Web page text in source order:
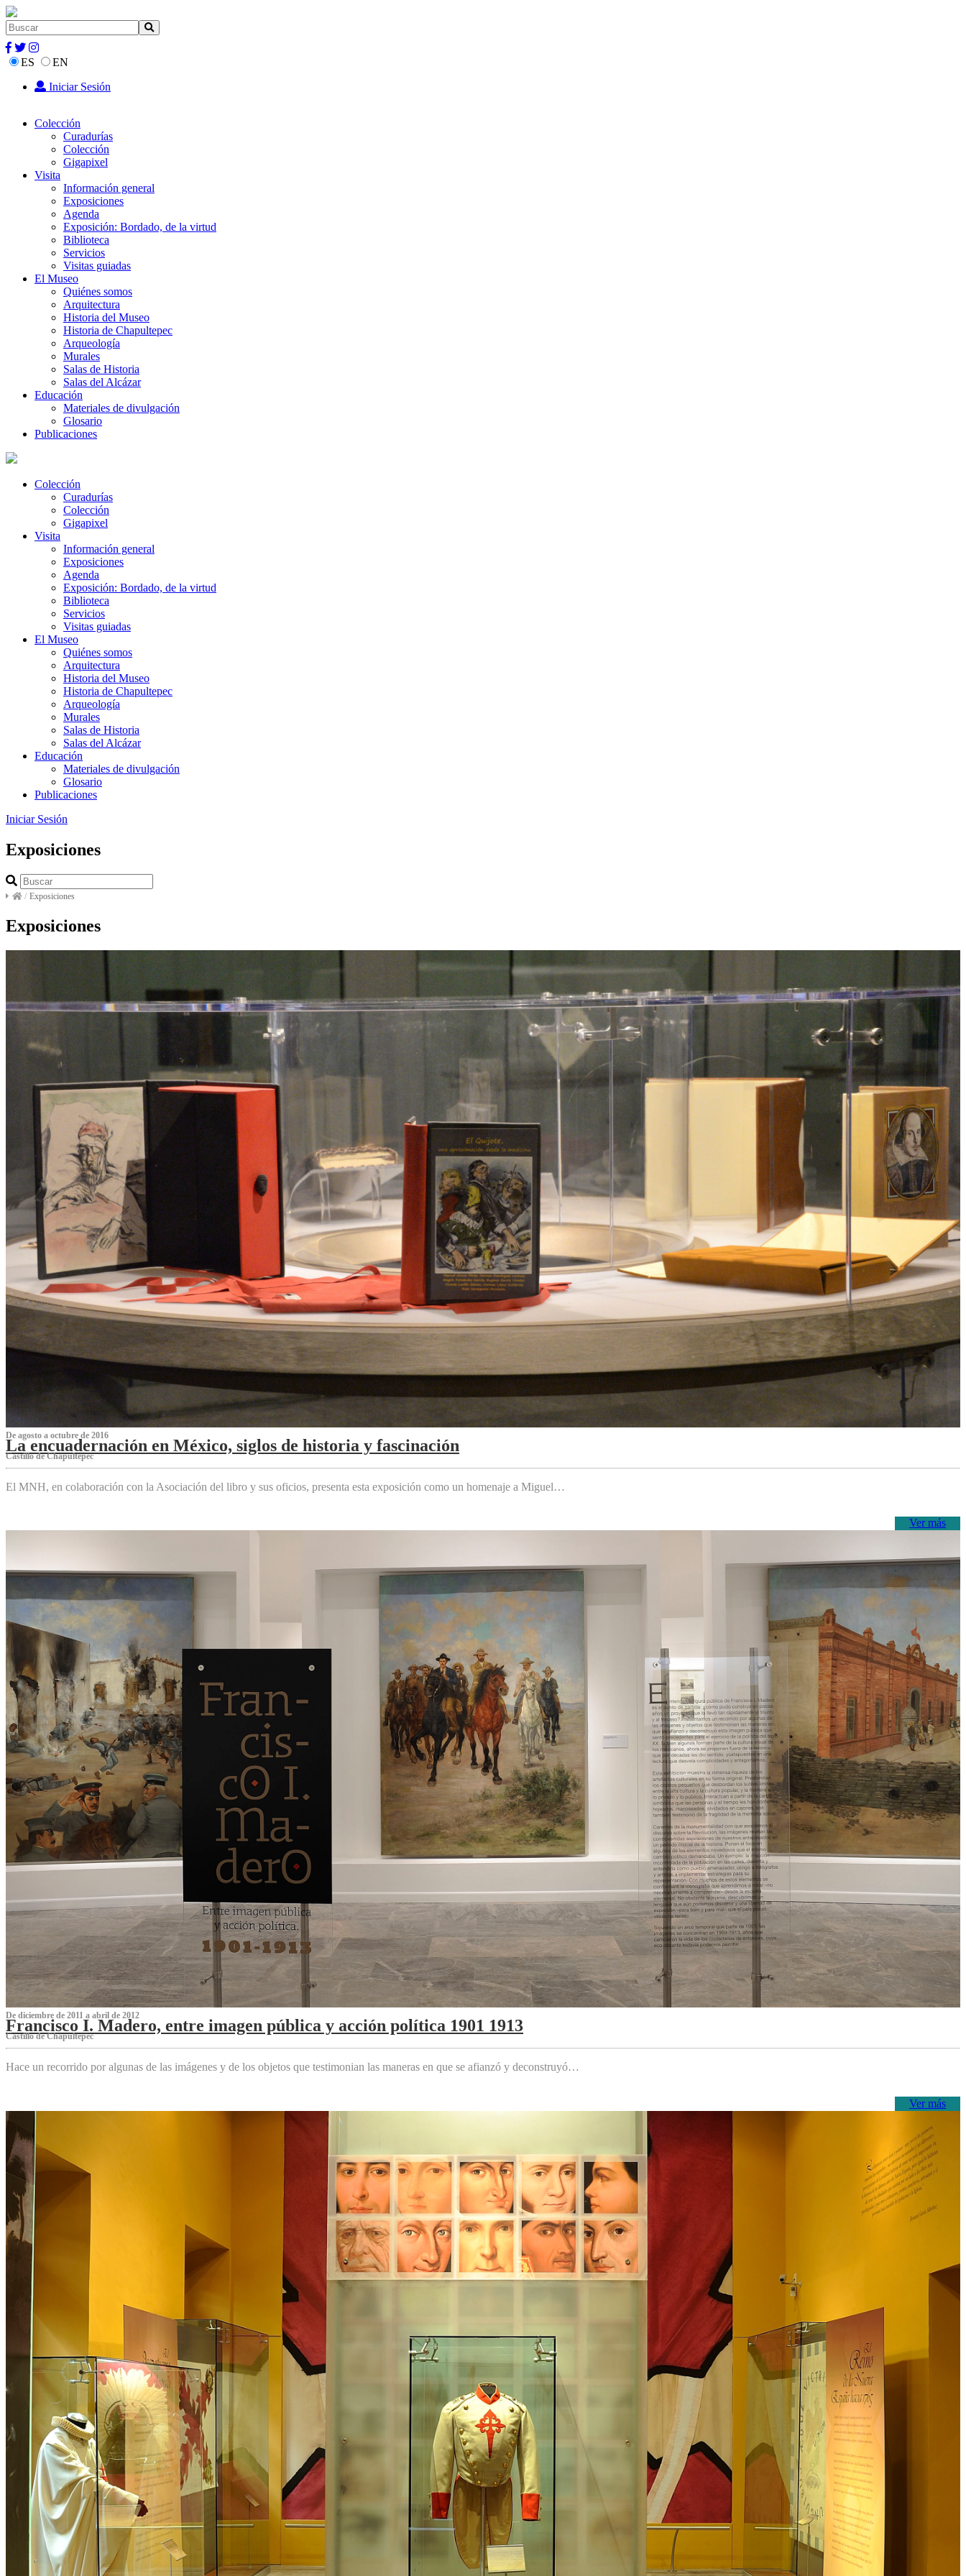
ES
EN
Iniciar Sesión
Colección
Curadurías
Colección
Gigapixel
Visita
Información general
Exposiciones
Agenda
Exposición: Bordado, de la virtud
Biblioteca
Servicios
Visitas guiadas
El Museo
Quiénes somos
Arquitectura
Historia del Museo
Historia de Chapultepec
Arqueología
Murales
Salas de Historia
Salas del Alcázar
Educación
Materiales de divulgación
Glosario
Publicaciones
Colección
Curadurías
Colección
Gigapixel
Visita
Información general
Exposiciones
Agenda
Exposición: Bordado, de la virtud
Biblioteca
Servicios
Visitas guiadas
El Museo
Quiénes somos
Arquitectura
Historia del Museo
Historia de Chapultepec
Arqueología
Murales
Salas de Historia
Salas del Alcázar
Educación
Materiales de divulgación
Glosario
Publicaciones
Iniciar Sesión
Exposiciones
/ Exposiciones
Exposiciones
De agosto a octubre de 2016
La encuadernación en México, siglos de historia y fascinación
Castillo de Chapultepec
El MNH, en colaboración con la Asociación del libro y sus oficios, presenta esta exposición como un homenaje a Miguel…
Ver más
De diciembre de 2011 a abril de 2012
Francisco I. Madero, entre imagen pública y acción política 1901 1913
Castillo de Chapultepec
Hace un recorrido por algunas de las imágenes y de los objetos que testimonian las maneras en que se afianzó y deconstruyó…
Ver más